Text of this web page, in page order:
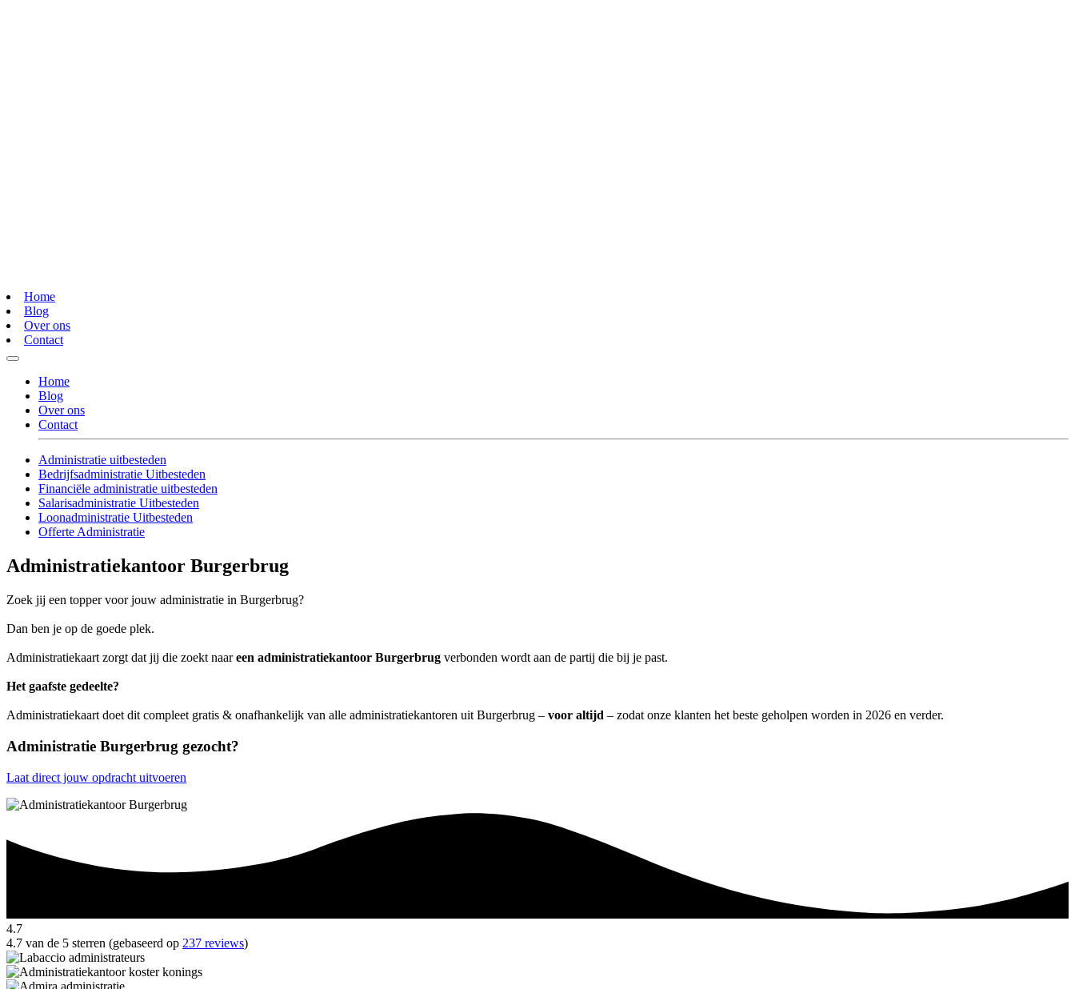
Home
Blog
Over ons
Contact
Home
Blog
Over ons
Contact
Administratie uitbesteden
Bedrijfsadministratie Uitbesteden
Financiële administratie uitbesteden
Salarisadministratie Uitbesteden
Loonadministratie Uitbesteden
Offerte Administratie
Administratiekantoor Burgerbrug
Zoek jij een topper voor jouw administratie in Burgerbrug?
Dan ben je op de goede plek.
Administratiekaart zorgt dat jij die zoekt naareen administratiekantoor Burgerbrug verbonden wordt aan de partij die bij je past.
Het gaafste gedeelte?
Administratiekaart doet dit compleet gratis & onafhankelijk van alle administratiekantoren uit Burgerbrug – voor altijd – zodat onze klanten het beste geholpen worden in 2026 en verder.
Administratie Burgerbrug gezocht?
Laat direct jouw opdracht uitvoeren
4.7
4.7 van de 5 sterren (gebaseerd op 237 reviews)